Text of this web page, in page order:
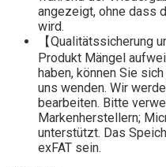
angezeigt, ohne dass
wird.
【Qualitätssicherung
Produkt Mängel
haben, können Sie
uns wenden. Wir
bearbeiten. Bitte
Markenherstellern;
unterstützt. Das
exFAT sein.